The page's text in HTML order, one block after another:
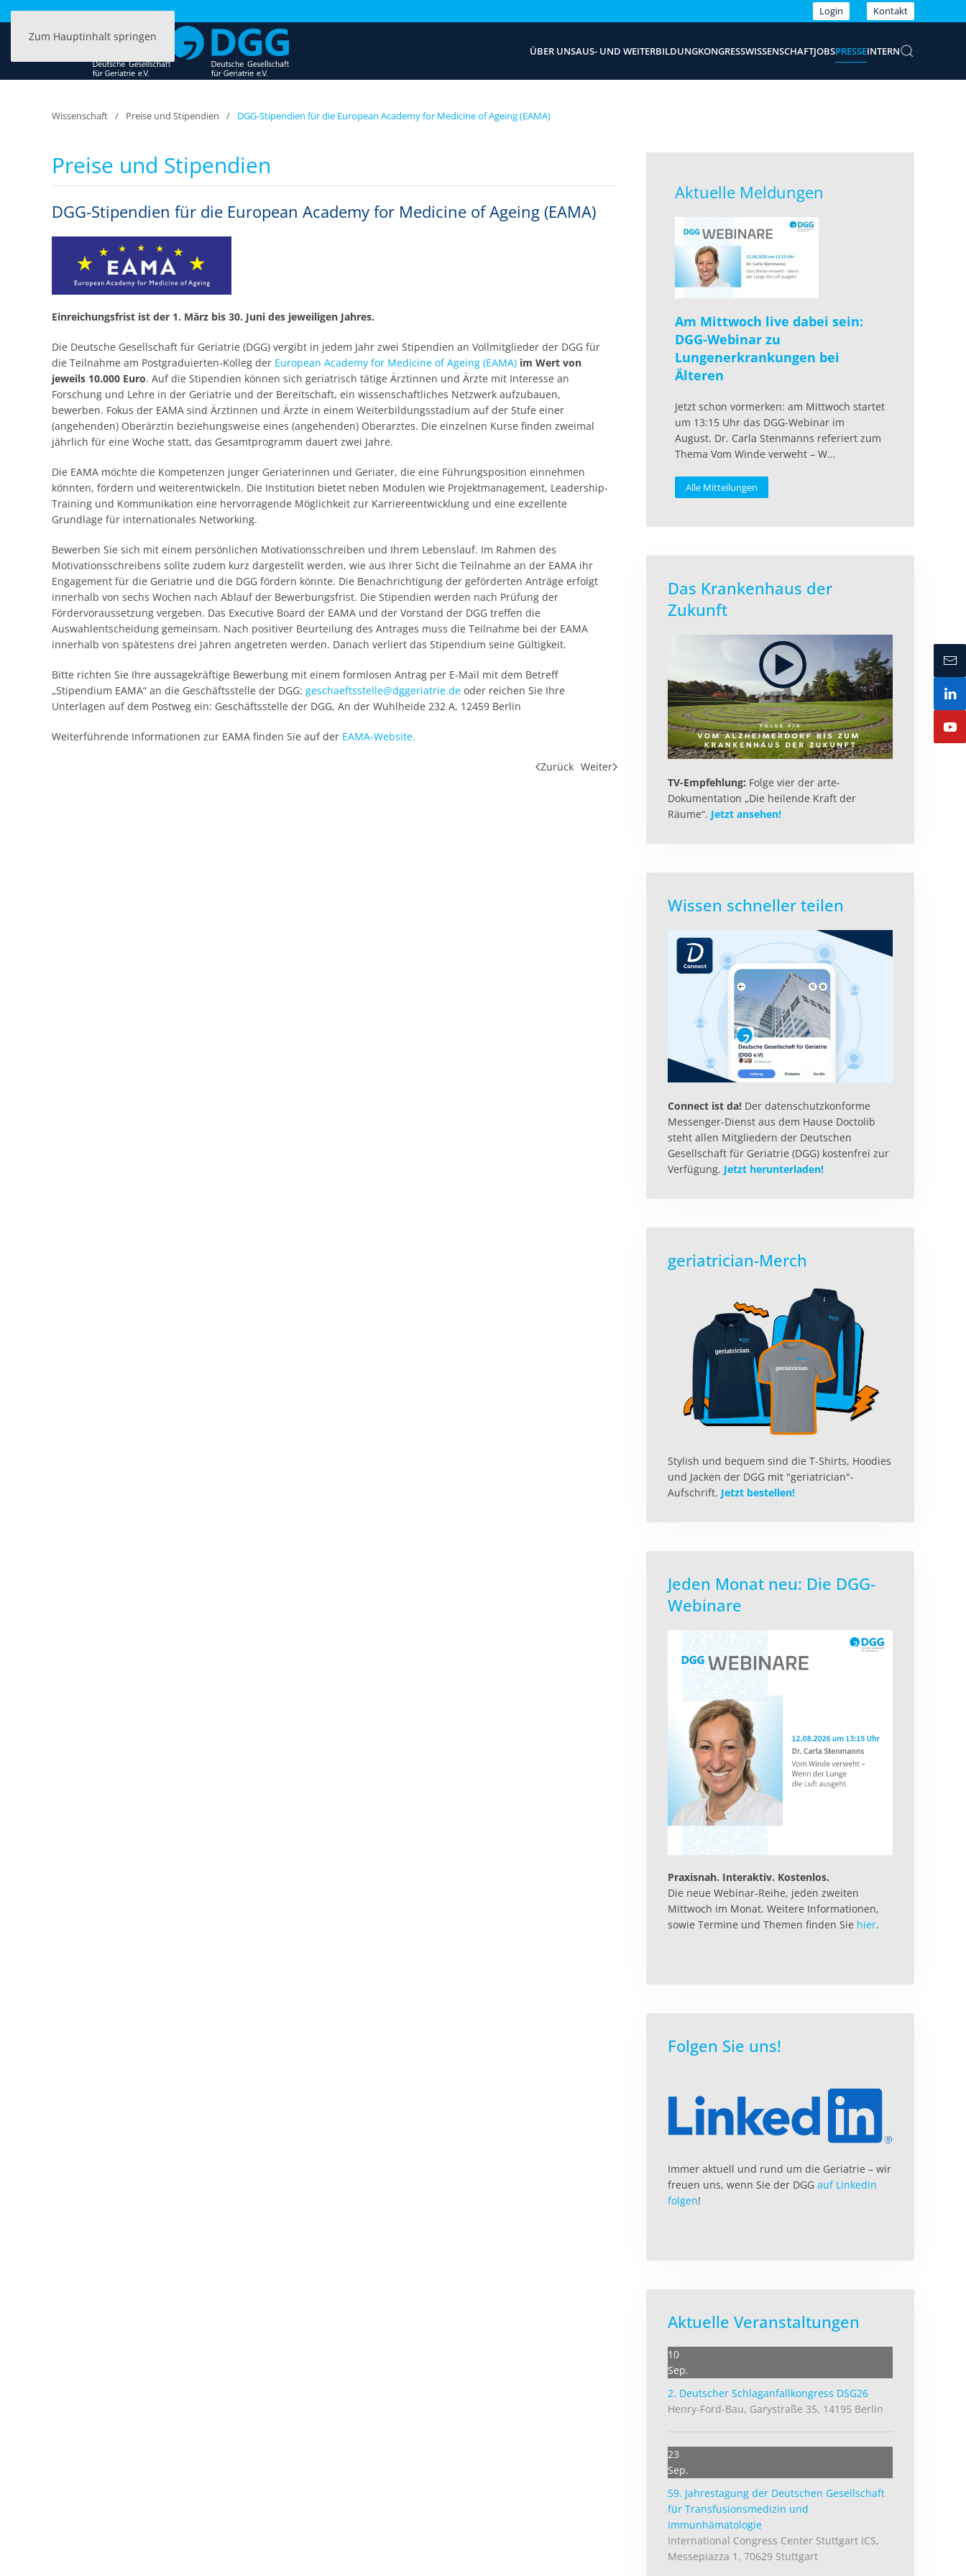
Zum Hauptinhalt springen
Login Kontakt
ÜBER UNSAUS- UND WEITERBILDUNGKONGRESSWISSENSCHAFTJOBSPRESSEINTERN
Wissenschaft Preise und Stipendien DGG-Stipendien für die European Academy for Medicine of Ageing (EAMA)
Preise und Stipendien
DGG-Stipendien für die European Academy for Medicine of Ageing (EAMA)
Einreichungsfrist ist der 1. März bis 30. Juni des jeweiligen Jahres.
Die Deutsche Gesellschaft für Geriatrie (DGG) vergibt in jedem Jahr zwei Stipendien an Vollmitglieder der DGG für
die Teilnahme am Postgraduierten-Kolleg der European Academy for Medicine of Ageing (EAMA) im Wert von
jeweils 10.000 Euro. Auf die Stipendien können sich geriatrisch tätige Ärztinnen und Ärzte mit Interesse an
Forschung und Lehre in der Geriatrie und der Bereitschaft, ein wissenschaftliches Netzwerk aufzubauen,
bewerben. Fokus der EAMA sind Ärztinnen und Ärzte in einem Weiterbildungsstadium auf der Stufe einer
(angehenden) Oberärztin beziehungsweise eines (angehenden) Oberarztes. Die einzelnen Kurse finden zweimal
jährlich für eine Woche statt, das Gesamtprogramm dauert zwei Jahre.
Die EAMA möchte die Kompetenzen junger Geriaterinnen und Geriater, die eine Führungsposition einnehmen
könnten, fördern und weiterentwickeln. Die Institution bietet neben Modulen wie Projektmanagement, Leadership-
Training und Kommunikation eine hervorragende Möglichkeit zur Karriereentwicklung und eine exzellente
Grundlage für internationales Networking.
Bewerben Sie sich mit einem persönlichen Motivationsschreiben und Ihrem Lebenslauf. Im Rahmen des
Motivationsschreibens sollte zudem kurz dargestellt werden, wie aus Ihrer Sicht die Teilnahme an der EAMA ihr
Engagement für die Geriatrie und die DGG fördern könnte. Die Benachrichtigung der geförderten Anträge erfolgt
innerhalb von sechs Wochen nach Ablauf der Bewerbungsfrist. Die Stipendien werden nach Prüfung der
Fördervoraussetzung vergeben. Das Executive Board der EAMA und der Vorstand der DGG treffen die
Auswahlentscheidung gemeinsam. Nach positiver Beurteilung des Antrages muss die Teilnahme bei der EAMA
innerhalb von spätestens drei Jahren angetreten werden. Danach verliert das Stipendium seine Gültigkeit.
Bitte richten Sie Ihre aussagekräftige Bewerbung mit einem formlosen Antrag per E-Mail mit dem Betreff
„Stipendium EAMA“ an die Geschäftsstelle der DGG: geschaeftsstelle@dggeriatrie.de oder reichen Sie Ihre
Unterlagen auf dem Postweg ein: Geschäftsstelle der DGG, An der Wuhlheide 232 A, 12459 Berlin
Weiterführende Informationen zur EAMA finden Sie auf der EAMA-Website.
Zurück Weiter
Aktuelle Meldungen
Am Mittwoch live dabei sein:
DGG-Webinar zu
Lungenerkrankungen bei
Älteren
Jetzt schon vormerken: am Mittwoch startet
um 13:15 Uhr das DGG-Webinar im
August. Dr. Carla Stenmanns referiert zum
Thema Vom Winde verweht – W…
Alle Mitteilungen
Das Krankenhaus der
Zukunft
TV-Empfehlung: Folge vier der arte-
Dokumentation „Die heilende Kraft der
Räume“. Jetzt ansehen!
Wissen schneller teilen
Connect ist da!Der datenschutzkonforme
Messenger-Dienst aus dem Hause Doctolib
steht allen Mitgliedern der Deutschen
Gesellschaft für Geriatrie (DGG) kostenfrei zur
Verfügung. Jetzt herunterladen!
geriatrician-Merch
Stylish und bequem sind die T-Shirts, Hoodies
und Jacken der DGG mit "geriatrician"-
Aufschrift. Jetzt bestellen!
Jeden Monat neu: Die DGG-
Webinare
Praxisnah. Interaktiv. Kostenlos.
Die neue Webinar-Reihe, jeden zweiten
Mittwoch im Monat. Weitere Informationen,
sowie Termine und Themen finden Sie hier.
Folgen Sie uns!
Immer aktuell und rund um die Geriatrie – wir
freuen uns, wenn Sie der DGG auf LinkedIn
folgen!
Aktuelle Veranstaltungen
10
Sep.
2. Deutscher Schlag­anfall­kongress DSG26
Henry-Ford-Bau, Garystraße 35, 14195 Berlin
23
Sep.
59. Jahrestagung der Deutschen Gesellschaft
für Transfusionsmedizin und
Immunhämatologie
International Congress Center Stuttgart ICS,
Messepiazza 1, 70629 Stuttgart